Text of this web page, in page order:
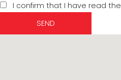
I confirm that I have read the
SEND